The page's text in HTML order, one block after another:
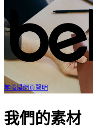
無障礙網頁聲明
我們的素材